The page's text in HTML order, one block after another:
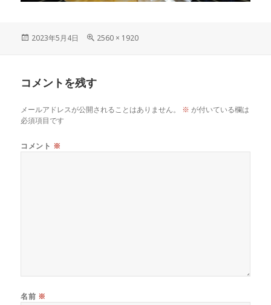
投
2023年5月4日
フ
ズ
2560 × 1920
コメントを残す
メールアドレスが公開されることはありません。 ※ が付いている欄は
必須項目です
コメント ※
名前 ※